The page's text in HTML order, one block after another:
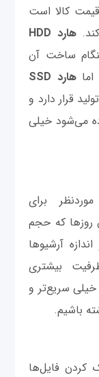
کالا است
هارد HDD
ساخت آن
اماهارد SSD
قرار دارد و
می‌شود خیلی
برای
روزها که حجم
آرشیوها
بیشتری
خیلی سریع‌تر و
باشیم.
کردن فایل‌ها